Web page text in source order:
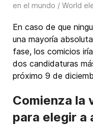
en el mundo / World
En caso de que
una mayoría
fase, los comicios
dos candidaturas
próximo 9 de
Comienza la
para elegir a